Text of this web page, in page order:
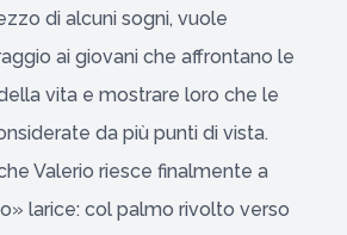
di alcuni sogni, vuole
ai giovani che affrontano le
vita e mostrare loro che le
da più punti di vista.
Valerio riesce finalmente a
larice: col palmo rivolto verso